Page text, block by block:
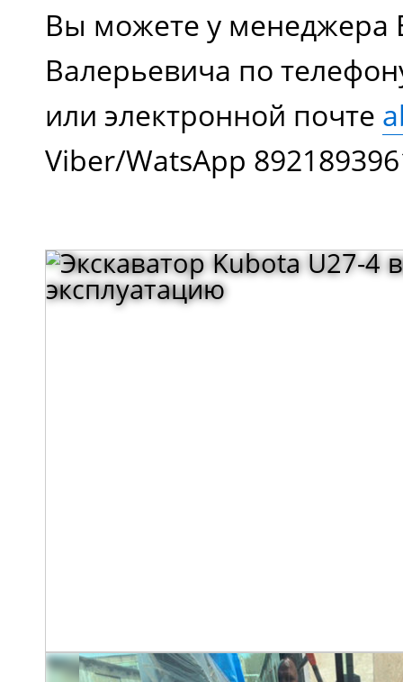
Вы можете у менеджера
Валерьевича по
или электронной почте
Viber/WatsApp